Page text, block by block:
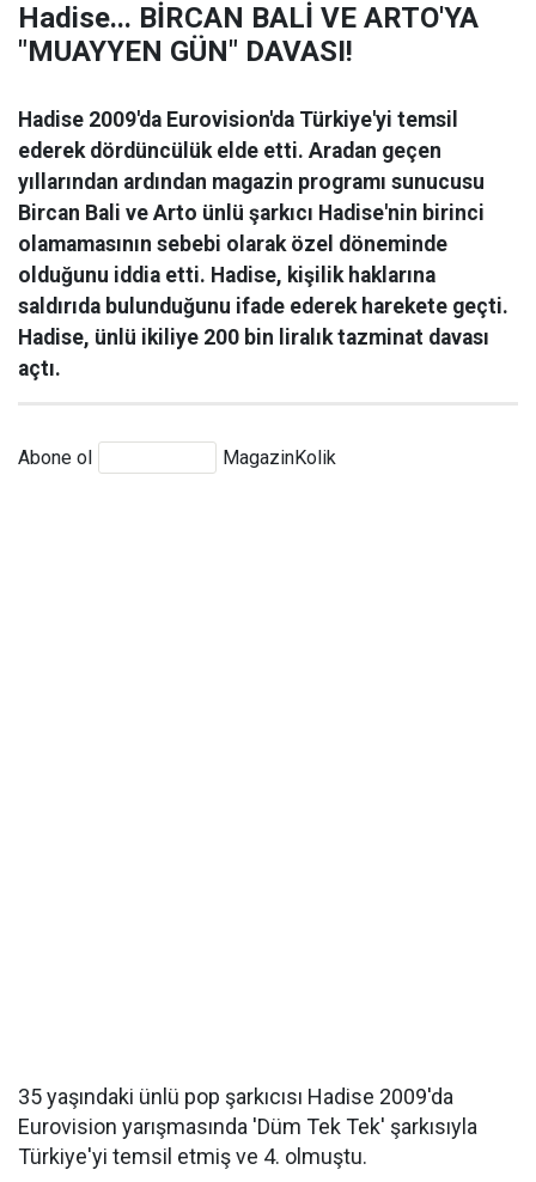
Hadise... BİRCAN BALİ VE ARTO'YA
"MUAYYEN GÜN" DAVASI!
Hadise 2009'da Eurovision'da Türkiye'yi temsil
ederek dördüncülük elde etti. Aradan geçen
yıllarından ardından magazin programı sunucusu
Bircan Bali ve Arto ünlü şarkıcı Hadise'nin birinci
olamamasının sebebi olarak özel döneminde
olduğunu iddia etti. Hadise, kişilik haklarına
saldırıda bulunduğunu ifade ederek harekete geçti.
Hadise, ünlü ikiliye 200 bin liralık tazminat davası
açtı.
Abone ol MagazinKolik
35 yaşındaki ünlü pop şarkıcısı Hadise 2009'da
Eurovision yarışmasında 'Düm Tek Tek' şarkısıyla
Türkiye'yi temsil etmiş ve 4. olmuştu.